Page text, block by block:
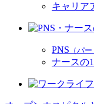
キャリア
PNS （パ
ナースの1